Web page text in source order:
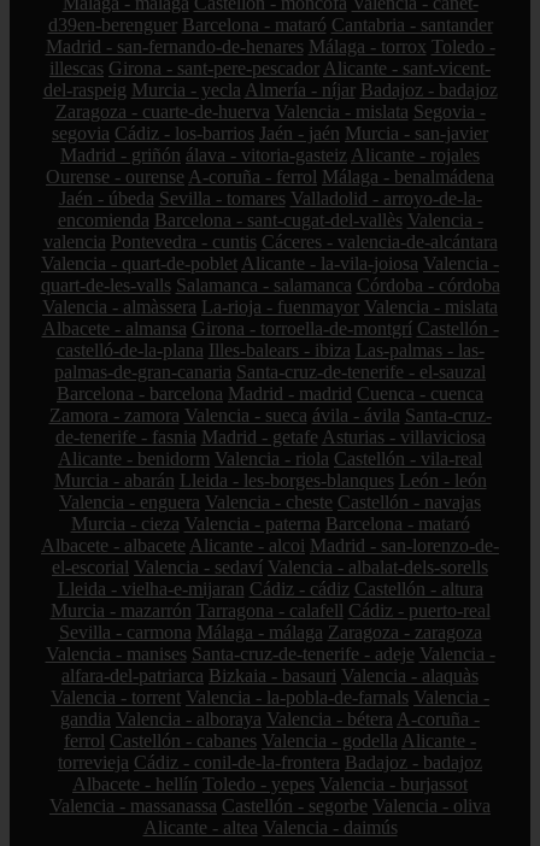
d39en-berenguer Barcelona - mataró Cantabria - santander
Madrid - san-fernando-de-henares Málaga - torrox Toledo -
illescas Girona - sant-pere-pescador Alicante - sant-vicent-
del-raspeig Murcia - yecla Almería - níjar Badajoz - badajoz
Zaragoza - cuarte-de-huerva Valencia - mislata Segovia -
segovia Cádiz - los-barrios Jaén - jaén Murcia - san-javier
Madrid - griñón álava - vitoria-gasteiz Alicante - rojales
Ourense - ourense A-coruña - ferrol Málaga - benalmádena
Jaén - úbeda Sevilla - tomares Valladolid - arroyo-de-la-
encomienda Barcelona - sant-cugat-del-vallès Valencia -
valencia Pontevedra - cuntis Cáceres - valencia-de-alcántara
Valencia - quart-de-poblet Alicante - la-vila-joiosa Valencia -
quart-de-les-valls Salamanca - salamanca Córdoba - córdoba
Valencia - almàssera La-rioja - fuenmayor Valencia - mislata
Albacete - almansa Girona - torroella-de-montgrí Castellón -
castelló-de-la-plana Illes-balears - ibiza Las-palmas - las-
palmas-de-gran-canaria Santa-cruz-de-tenerife - el-sauzal
Barcelona - barcelona Madrid - madrid Cuenca - cuenca
Zamora - zamora Valencia - sueca ávila - ávila Santa-cruz-
de-tenerife - fasnia Madrid - getafe Asturias - villaviciosa
Alicante - benidorm Valencia - riola Castellón - vila-real
Murcia - abarán Lleida - les-borges-blanques León - león
Valencia - enguera Valencia - cheste Castellón - navajas
Murcia - cieza Valencia - paterna Barcelona - mataró
Albacete - albacete Alicante - alcoi Madrid - san-lorenzo-de-
el-escorial Valencia - sedaví Valencia - albalat-dels-sorells
Lleida - vielha-e-mijaran Cádiz - cádiz Castellón - altura
Murcia - mazarrón Tarragona - calafell Cádiz - puerto-real
Sevilla - carmona Málaga - málaga Zaragoza - zaragoza
Valencia - manises Santa-cruz-de-tenerife - adeje Valencia -
alfara-del-patriarca Bizkaia - basauri Valencia - alaquàs
Valencia - torrent Valencia - la-pobla-de-farnals Valencia -
gandia Valencia - alboraya Valencia - bétera A-coruña -
ferrol Castellón - cabanes Valencia - godella Alicante -
torrevieja Cádiz - conil-de-la-frontera Badajoz - badajoz
Albacete - hellín Toledo - yepes Valencia - burjassot
Valencia - massanassa Castellón - segorbe Valencia - oliva
Alicante - altea Valencia - daimús